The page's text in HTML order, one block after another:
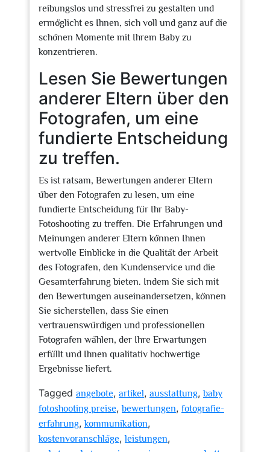
reibungslos und stressfrei zu gestalten und
ermöglicht es Ihnen, sich voll und ganz auf die
schönen Momente mit Ihrem Baby zu
konzentrieren.
Lesen Sie Bewertungen
anderer Eltern über den
Fotografen, um eine
fundierte Entscheidung
zu treffen.
Es ist ratsam, Bewertungen anderer Eltern
über den Fotografen zu lesen, um eine
fundierte Entscheidung für Ihr Baby-
Fotoshooting zu treffen. Die Erfahrungen und
Meinungen anderer Eltern können Ihnen
wertvolle Einblicke in die Qualität der Arbeit
des Fotografen, den Kundenservice und die
Gesamterfahrung bieten. Indem Sie sich mit
den Bewertungen auseinandersetzen, können
Sie sicherstellen, dass Sie einen
vertrauenswürdigen und professionellen
Fotografen wählen, der Ihre Erwartungen
erfüllt und Ihnen qualitativ hochwertige
Ergebnisse liefert.
Tagged angebote, artikel, ausstattung,baby
fotoshooting preise,bewertungen, fotografie-
erfahrung,kommunikation,
kostenvoranschläge,leistungen,